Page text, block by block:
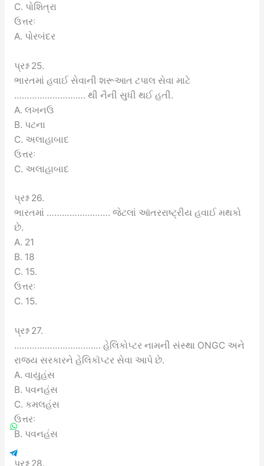
C. પોશિત્રા
ઉત્તરઃ
A. પોરબંદર
પ્રશ્ન 25.
ભારતમાં હવાઈ સેવાની શરૂઆત ટપાલ સેવા માટે
………………………. થી નૈની સુધી થઈ હતી.
A. લખનઉ
B. પટના
C. અલાહાબાદ
ઉત્તરઃ
C. અલાહાબાદ
પ્રશ્ન 26.
ભારતમાં ……………………. જેટલાં આંતરરાષ્ટ્રીય હવાઈ મથકો
છે.
A. 21
B. 18
C. 15.
ઉત્તરઃ
C. 15.
પ્રશ્ન 27.
……………………………. હેલિકોપ્ટર નામની સંસ્થા ONGC અને
રાજ્ય સરકારને હેલિકૉપ્ટર સેવા આપે છે.
A. વાયુહંસ
B. પવનહંસ
C. કમલહંસ
ઉત્તરઃ
B. પવનહંસ
પ્રશ્ન 28.